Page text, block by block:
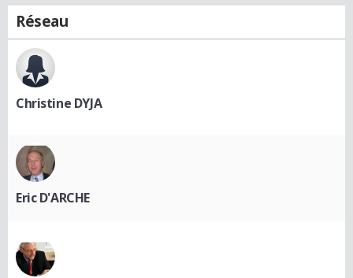
Réseau
Christine DYJA
Eric D'ARCHE